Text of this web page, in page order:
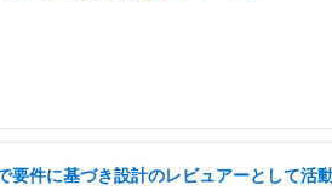
要件に基づき設計のレビュアーとして活